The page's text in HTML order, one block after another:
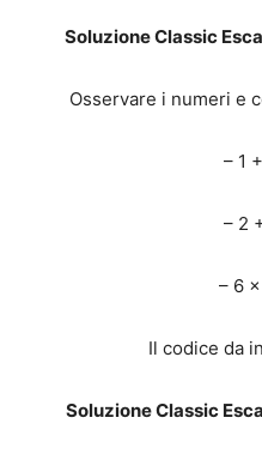
Soluzione Classic
Osservare i numeri e
– 1
– 2
– 6
Il codice da
Soluzione Classic